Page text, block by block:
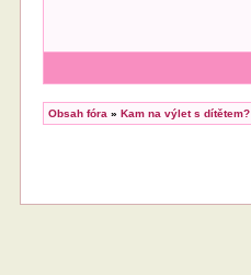
Obsah fóra »Kam na výlet s dítětem?